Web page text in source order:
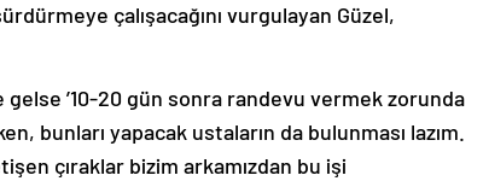
çalışacağını vurgulayan Güzel,
gelse ’10-20 gün sonra randevu vermek zorunda
bunları yapacak ustaların da bulunması lazım.
çıraklar bizim arkamızdan bu işi